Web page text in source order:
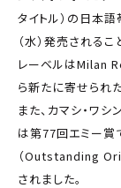
タイトル）の日本
（水）発売されるこ
レーベルはMilan
ら新たに寄せられ
また、カマシ・ワシ
は第77回エミー賞
（Outstanding
されました。